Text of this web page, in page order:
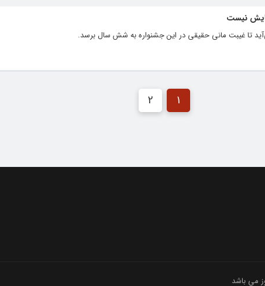
نیست
تا غیبت مانی حقیقی در این جشنواره به شش سال برسد.
1
2
می باشد